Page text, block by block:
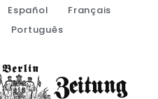
Español
Français
Português